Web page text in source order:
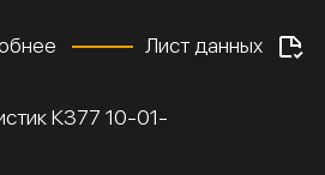
Лист данных
К377 10-01-